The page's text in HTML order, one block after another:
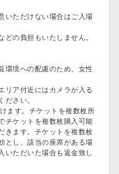
いただけない場合はご入場
どの負担もいたしません。
環境への配慮のため、女性
リア付近にはカメラが入る
ださい。
ます。チケットを複数枚所
チケットを複数枚購入可能
きます。チケットを複数枚
とし、該当の座席がある場
ただいた場合も返金致し